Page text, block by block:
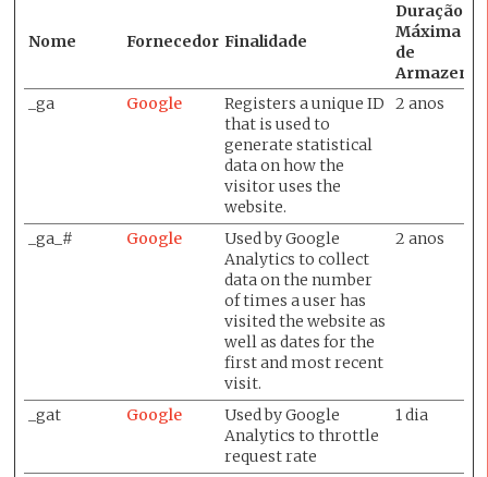
Nome Fornecedor Finalidade
Duração
Máxima
de
_ga
Google
Registers a unique ID
that is used to
generate statistical
data on how the
visitor uses the
website.
2 anos
_ga_# Google
Used by Google
Analytics to collect
data on the number
of times a user has
visited the website as
well as dates for the
first and most recent
visit.
2 anos
_gat Google
Used by Google
Analytics to throttle
request rate
1 dia